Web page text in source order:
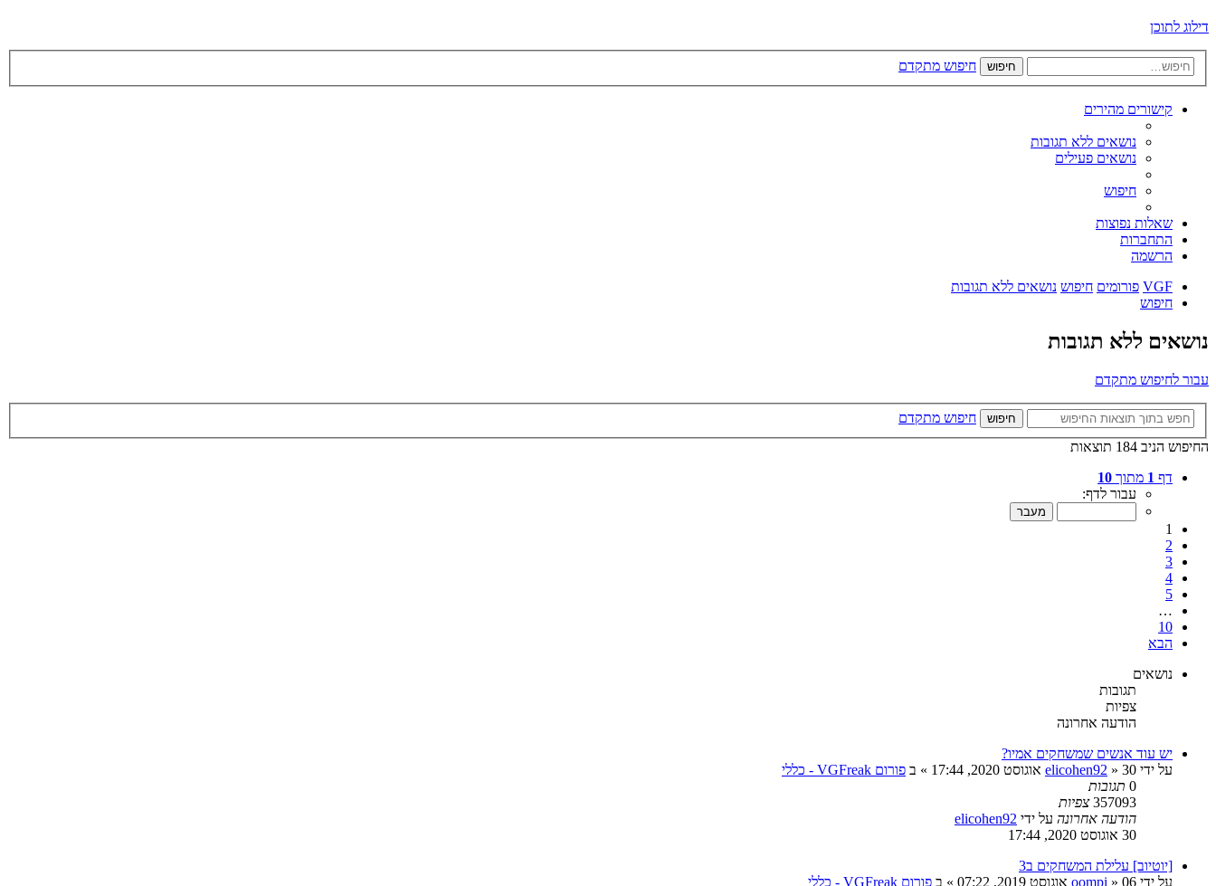
דילוג לתוכן
חיפוש חיפוש מתקדם
קישורים מהירים
נושאים ללא תגובות
נושאים פעילים
חיפוש
שאלות נפוצות
התחברות
הרשמה
VGF פורומים חיפוש נושאים ללא תגובות
חיפוש
נושאים ללא תגובות
עבור לחיפוש מתקדם
חיפוש
חיפוש מתקדם
החיפוש הניב 184 תוצאות
דף 1 מתוך 10
עבור לדף:
1
2
3
4
5
…
10
הבא
נושאים
תגובות
צפיות
הודעה אחרונה
יש עוד אנשים שמשחקים אמיו?
על ידי
elicohen92 » 30 אוגוסט 2020, 17:44 » ב פורום VGFreak - כללי
0 תגובות
357093 צפיות
הודעה אחרונה על ידי elicohen92
30 אוגוסט 2020, 17:44
[יוטיוב] עלילת המשחקים ב3
על ידי
oompi » 06 אוגוסט 2019, 07:22 » ב פורום VGFreak - כללי